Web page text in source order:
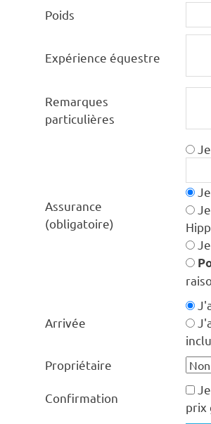
Poids
Expérience équestre
Remarques
particulières
Assurance
(obligatoire)
Arrivée
Propriétaire
Confirmation
prix